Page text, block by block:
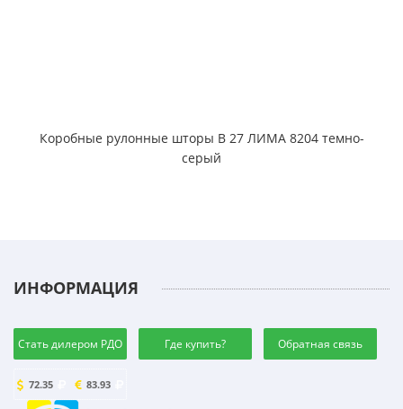
Коробные рулонные шторы B 27 ЛИМА 8204 темно-
серый
ИНФОРМАЦИЯ
Стать дилером РДО Где купить? Обратная связь
72.35 83.93